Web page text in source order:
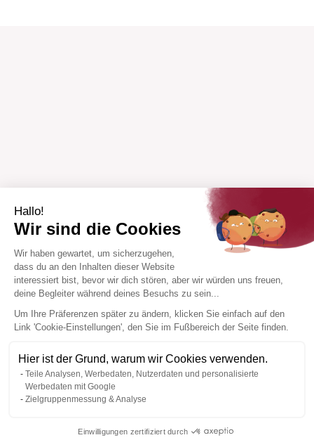
Hallo!
Wir sind die Cookies
Wir haben gewartet, um sicherzugehen,
dass du an den Inhalten dieser Website
interessiert bist, bevor wir dich stören, aber wir würden uns freuen,
deine Begleiter während deines Besuchs zu sein...
Um Ihre Präferenzen später zu ändern, klicken Sie einfach auf den
Link 'Cookie-Einstellungen', den Sie im Fußbereich der Seite finden.
Hier ist der Grund, warum wir Cookies verwenden.
Teile Analysen, Werbedaten, Nutzerdaten und personalisierte
Werbedaten mit Google
Zielgruppenmessung & Analyse
Einwilligungen zertifiziert durch